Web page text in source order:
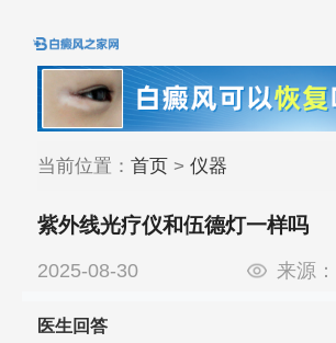
当前位置： 首页> 仪器
紫外线光疗仪和伍德灯一样吗
2025-08-30 来源：
医生回答